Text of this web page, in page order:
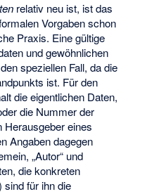
relativ neu ist, ist das
Vorgaben schon
Praxis. Eine gültige
und gewöhnlichen
speziellen Fall, da die
ist. Für den
die eigentlichen Daten,
die Nummer der
Herausgeber eines
Angaben dagegen
„Autor“ und
die konkreten
sind für ihn die